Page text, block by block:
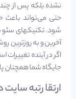
نشده بلکه پس از چند
حتی می‌تواند
شود. تکنیکهای سئو
آخرین و به روزترین
اگر در آینده
جایگاه شما همچنان
ارتقا رتبه